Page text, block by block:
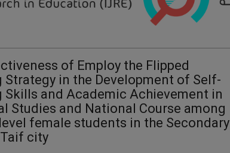
of Employ the Flipped
Strategy in the Development of Self-
Skills and Academic Achievement in
Studies and National Course among
female students in the Secondary
city